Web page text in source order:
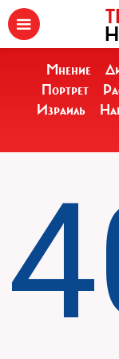
Мнение
Портрет
Израиль